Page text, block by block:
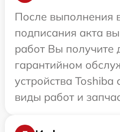
После выполнения
подписания акта
работ Вы получите
гарантийном
устройства Toshiba
виды работ и